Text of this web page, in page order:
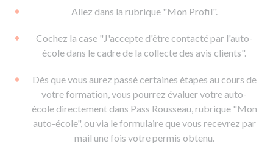
Permis remorque
Permis & handicap
d'apprentissage
De la conduite en voiture
De la conduite à moto
Voir tous les supports
Formations pro.
Permis poids lourd
Formation FCO
Formation CACES
Devenir enseignant de la conduite
Ressources
Allez dans la rubrique "Mon Profil".
Cochez la case "J'accepte d'être contacté par l'auto-
école dans le cadre de la collecte des avis clients".
Dès que vous aurez passé certaines étapes au cours de
votre formation, vous pourrez évaluer votre auto-
école directement dans Pass Rousseau, rubrique "Mon
auto-école", ou via le formulaire que vous recevrez par
mail une fois votre permis obtenu.